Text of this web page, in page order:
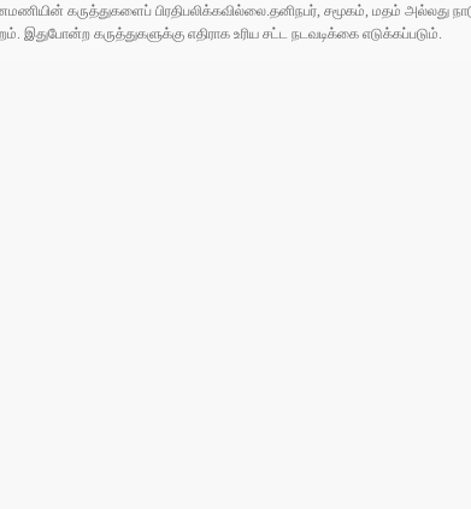
கருத்துகளைப் பிரதிபலிக்கவில்லை.தனிநபர், சமூகம், மதம் அல்லது
கருத்துகளுக்கு எதிராக உரிய சட்ட நடவடிக்கை எடுக்கப்படும்.